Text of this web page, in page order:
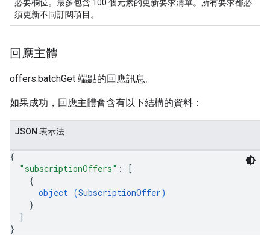
必要欄位。最多包含 100 個元素的更新要求清單。所有要求都必
須更新不同訂閱項目。
回應主體
offers.batchGet 端點的回應訊息。
如果成功，回應主體會含有以下結構的資料：
JSON 表示法
{
"subscriptionOffers" :
[
{
object (SubscriptionOffer)
}
]
}